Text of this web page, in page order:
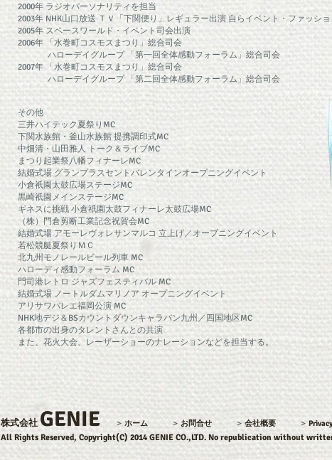
2000年 ラジオパーソナリティを担当
2003年 NHK山口放送 ＴＶ「下関便り」​レギュラー出演 自らイベント・ファッシ
2005年 スペースワールド・イベント司会出演
2006年 「水巻町コスモスまつり」総合司会​
ハローデイグループ 「第一回全体感動フォーラム」総合司会
2007年 「水巻町コスモスまつり」総合司会
ハローデイグループ 「第二回全体感動フォーラム」総合司会
その他
​三井ハイテック夏祭りMC
下関水族館・釜山水族館 提携調印式MC
中畑清・山田雅人 トーク＆ライブMC
まつり起業祭八幡フィナーレMC
結婚式場 グランプラスセントバレンタインオープニングイベント
小倉祇園太鼓広場ステージMC
黒崎祇園メインステージMC
ギネスに挑戦 小倉祇園太鼓フィナーレ太鼓広場MC
（株）門倉剪断工業記念祝賀会MC
結婚式場 アモーレヴォレサンマルコ 立上げ／オープニングイベント
若松競艇夏祭りＭＣ
北九州モノレールビール列車 MC
ハローディ感動フォーラム MC
門司港レトロ ジャズフェスティバル MC
結婚式場 ノートルダムマリノア オープニングイベント
アリサワバレエ福岡公演 MC
NHK地デジ＆BSカウントダウンキャラバン九州／四国地区MC
各都市の出身のタレントさんとの共演
また、花火大会、レーザーショーのナレーションなどを担当する。
株式会社 GENIE ＞ ホーム ＞ お問合せ ＞ 会社概要 ＞
All Rights Reserved, Copyright(C) 2014 GENIE CO.,LTD. No republication without